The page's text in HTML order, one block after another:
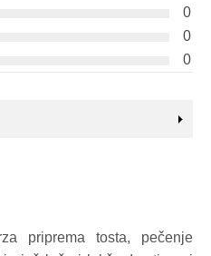
0
0
0
priprema tosta, pečenje